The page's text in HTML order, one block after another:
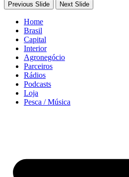
Previous Slide Next Slide
Home
Brasil
Capital
Interior
Agronegócio
Parceiros
Rádios
Podcasts
Loja
Pesca / Música